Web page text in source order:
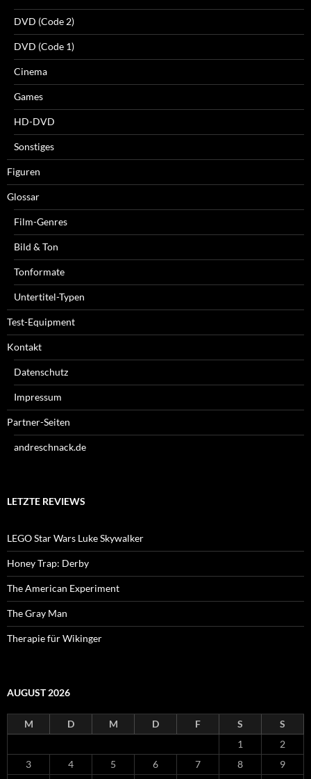
DVD (Code 2)
DVD (Code 1)
Cinema
Games
HD-DVD
Sonstiges
Figuren
Glossar
Film-Genres
Bild & Ton
Tonformate
Untertitel-Typen
Test-Equipment
Kontakt
Datenschutz
Impressum
Partner-Seiten
andreschnack.de
LETZTE REVIEWS
LEGO Star Wars Luke Skywalker
Honey Trap: Derby
The American Experiment
The Gray Man
Therapie für Wikinger
AUGUST 2026
M D M D F S
S
1
2
3
4 5 6 7 8
9